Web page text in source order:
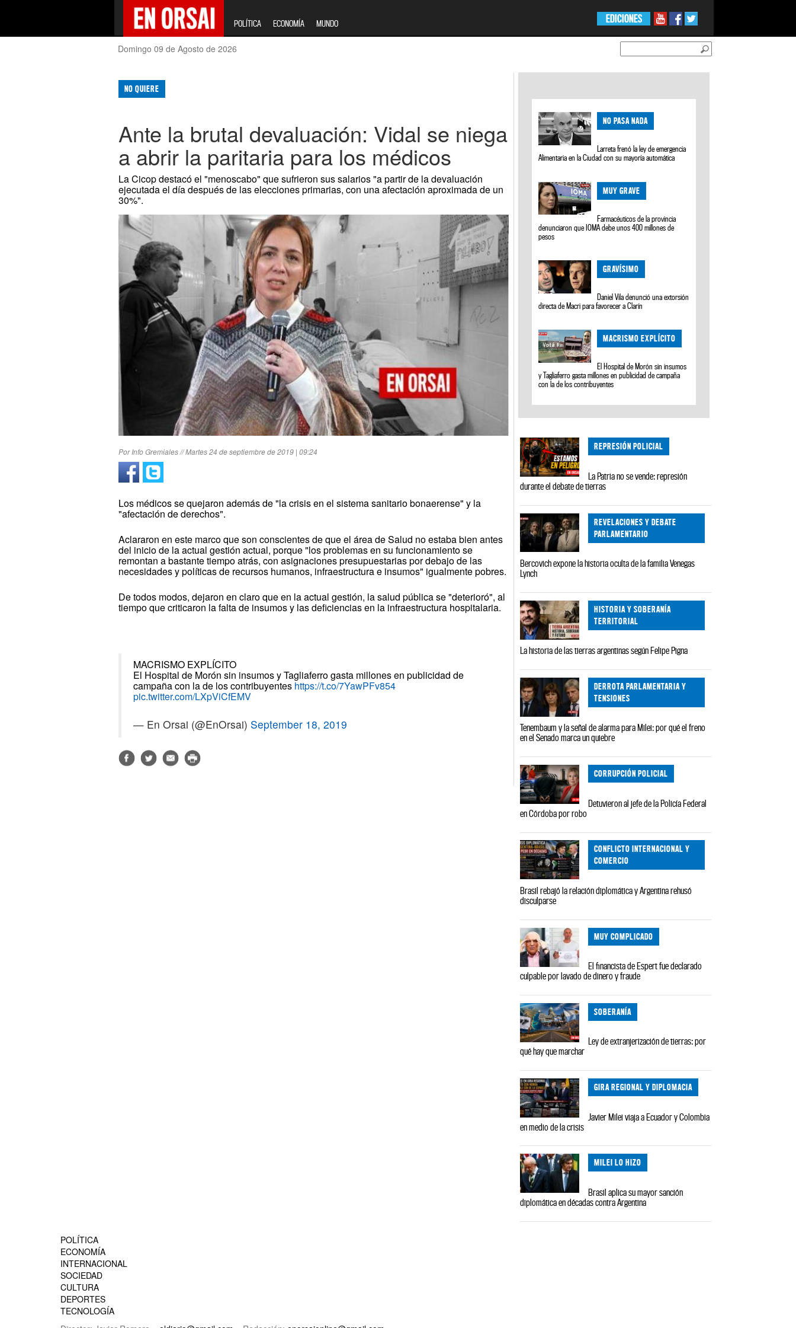
POLÍTICA ECONOMÍA MUNDO EDICIONES
Domingo 09 de Agosto de 2026
NO QUIERE
Ante la brutal devaluación: Vidal se niega
a abrir la paritaria para los médicos
La Cicop destacó el "menoscabo" que sufrieron sus salarios "a partir de la devaluación
ejecutada el día después de las elecciones primarias, con una afectación aproximada de un
30%".
Por Info Gremiales // Martes 24 de septiembre de 2019 | 09:24
Los médicos se quejaron además de "la crisis en el sistema sanitario bonaerense" y la
"afectación de derechos".
Aclararon en este marco que son conscientes de que el área de Salud no estaba bien antes
del inicio de la actual gestión actual, porque "los problemas en su funcionamiento se
remontan a bastante tiempo atrás, con asignaciones presupuestarias por debajo de las
necesidades y políticas de recursos humanos, infraestructura e insumos" igualmente pobres.
De todos modos, dejaron en claro que en la actual gestión, la salud pública se "deterioró", al
tiempo que criticaron la falta de insumos y las deficiencias en la infraestructura hospitalaria.
MACRISMO EXPLÍCITO
El Hospital de Morón sin insumos y Tagliaferro gasta millones en publicidad de
campaña con la de los contribuyentes https://t.co/7YawPFv854
pic.twitter.com/LXpViCfEMV
— En Orsai (@EnOrsai) September 18, 2019
NO PASA NADA
Larreta frenó la ley de emergencia
Alimentaria en la Ciudad con su mayoría automática
MUY GRAVE
Farmacéuticos de la provincia
denunciaron que IOMA debe unos 400 millones de
pesos
GRAVÍSIMO
Daniel Vila denunció una extorsión
directa de Macri para favorecer a Clarín
MACRISMO EXPLÍCITO
El Hospital de Morón sin insumos
y Tagliaferro gasta millones en publicidad de campaña
con la de los contribuyentes
REPRESIÓN POLICIAL
La Patria no se vende: represión
durante el debate de tierras
REVELACIONES Y DEBATE
PARLAMENTARIO
Bercovich expone la historia oculta de la familia Venegas
Lynch
HISTORIA Y SOBERANÍA
TERRITORIAL
La historia de las tierras argentinas según Felipe Pigna
DERROTA PARLAMENTARIA Y
TENSIONES
Tenembaum y la señal de alarma para Milei: por qué el freno
en el Senado marca un quiebre
CORRUPCIÓN POLICIAL
Detuvieron al jefe de la Policía Federal
en Córdoba por robo
CONFLICTO INTERNACIONAL Y
COMERCIO
Brasil rebajó la relación diplomática y Argentina rehusó
disculparse
MUY COMPLICADO
El financista de Espert fue declarado
culpable por lavado de dinero y fraude
SOBERANÍA
Ley de extranjerización de tierras: por
qué hay que marchar
GIRA REGIONAL Y DIPLOMACIA
Javier Milei viaja a Ecuador y Colombia
en medio de la crisis
MILEI LO HIZO
Brasil aplica su mayor sanción
diplomática en décadas contra Argentina
POLÍTICA
ECONOMÍA
INTERNACIONAL
SOCIEDAD
CULTURA
DEPORTES
TECNOLOGÍA